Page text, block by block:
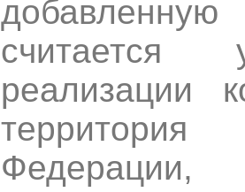
считается
реализации
Федерации,